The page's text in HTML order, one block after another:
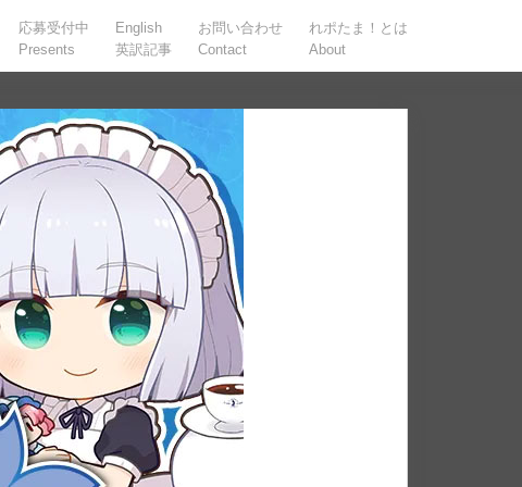
応募受付中
Presents
English
英訳記事
お問い合わせ
Contact
れポたま！とは
About